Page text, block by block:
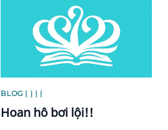
BLOG | | | |
Hoan hô bơi lội!!